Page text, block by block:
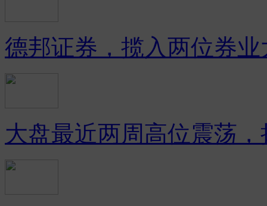
德邦证券，揽入两位券业
大盘最近两周高位震荡